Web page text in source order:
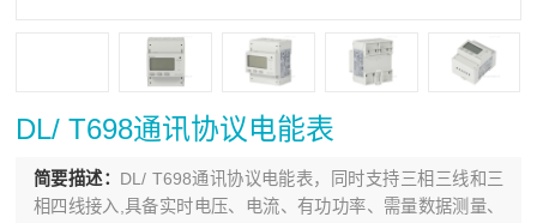
DL/ T698通讯协议电能表
简要描述： DL/ T698通讯协议电能表，同时支持三相三线和三
相四线接入,具备实时电压、电流、有功功率、需量数据测量、